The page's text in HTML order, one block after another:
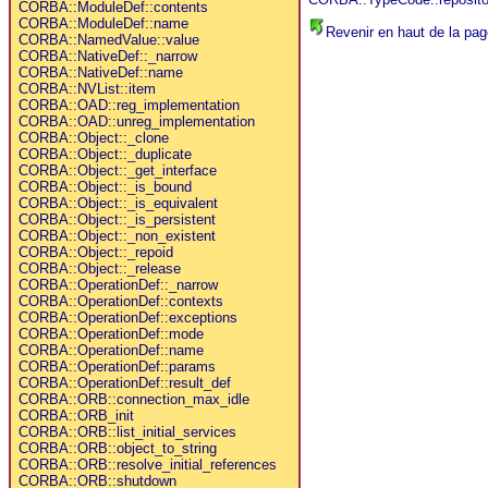
CORBA::ModuleDef::contents
CORBA::ModuleDef::name
CORBA::NamedValue::value
CORBA::NativeDef::_narrow
CORBA::NativeDef::name
CORBA::NVList::item
CORBA::OAD::reg_implementation
CORBA::OAD::unreg_implementation
CORBA::Object::_clone
CORBA::Object::_duplicate
CORBA::Object::_get_interface
CORBA::Object::_is_bound
CORBA::Object::_is_equivalent
CORBA::Object::_is_persistent
CORBA::Object::_non_existent
CORBA::Object::_repoid
CORBA::Object::_release
CORBA::OperationDef::_narrow
CORBA::OperationDef::contexts
CORBA::OperationDef::exceptions
CORBA::OperationDef::mode
CORBA::OperationDef::name
CORBA::OperationDef::params
CORBA::OperationDef::result_def
CORBA::ORB::connection_max_idle
CORBA::ORB_init
CORBA::ORB::list_initial_services
CORBA::ORB::object_to_string
CORBA::ORB::resolve_initial_references
CORBA::ORB::shutdown
Revenir en haut de la